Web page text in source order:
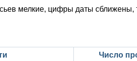
мелкие, цифры даты сближены,
Число